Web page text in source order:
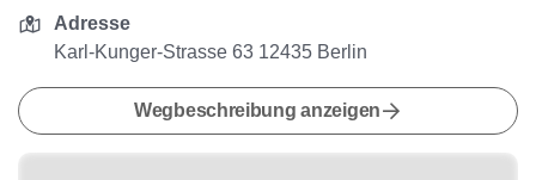
Adresse
Karl-Kunger-Strasse 63 12435 Berlin
Wegbeschreibung anzeigen